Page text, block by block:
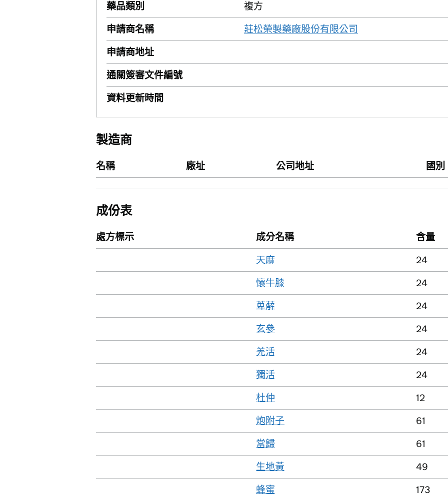
藥品類別
複方
申請商名稱
莊松榮製藥廠股份有限公司
申請商地址
通關簽審文件編號
資料更新時間
製造商
名稱 廠址 公司地址 國別
成份表
處方標示 成分名稱
含量
天麻
24
懷牛膝
24
萆薢
24
玄參
24
羌活
24
獨活
24
杜仲
12
炮附子
61
當歸
61
生地黃
49
蜂蜜
173